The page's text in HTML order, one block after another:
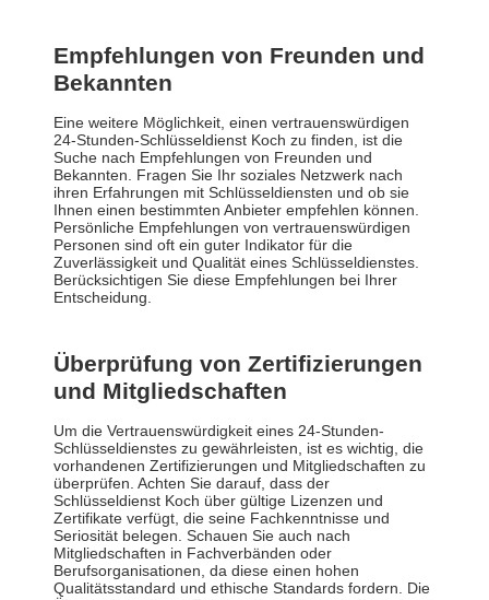
Empfehlungen von Freunden und
Bekannten
Eine weitere Möglichkeit, einen vertrauenswürdigen
24-Stunden-Schlüsseldienst Koch zu finden, ist die
Suche nach Empfehlungen von Freunden und
Bekannten. Fragen Sie Ihr soziales Netzwerk nach
ihren Erfahrungen mit Schlüsseldiensten und ob sie
Ihnen einen bestimmten Anbieter empfehlen können.
Persönliche Empfehlungen von vertrauenswürdigen
Personen sind oft ein guter Indikator für die
Zuverlässigkeit und Qualität eines Schlüsseldienstes.
Berücksichtigen Sie diese Empfehlungen bei Ihrer
Entscheidung.
Überprüfung von Zertifizierungen
und Mitgliedschaften
Um die Vertrauenswürdigkeit eines 24-Stunden-
Schlüsseldienstes zu gewährleisten, ist es wichtig, die
vorhandenen Zertifizierungen und Mitgliedschaften zu
überprüfen. Achten Sie darauf, dass der
Schlüsseldienst Koch über gültige Lizenzen und
Zertifikate verfügt, die seine Fachkenntnisse und
Seriosität belegen. Schauen Sie auch nach
Mitgliedschaften in Fachverbänden oder
Berufsorganisationen, da diese einen hohen
Qualitätsstandard und ethische Standards fordern. Die